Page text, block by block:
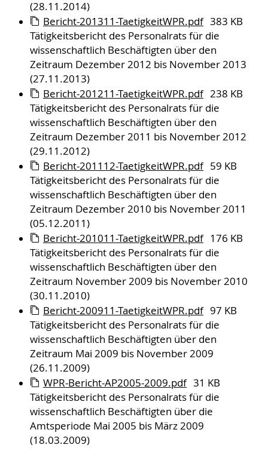
(28.11.2014)
Bericht-201311-TaetigkeitWPR.pdf 383 KB
Tätigkeitsbericht des Personalrats für die
wissenschaftlich Beschäftigten über den
Zeitraum Dezember 2012 bis November 2013
(27.11.2013)
Bericht-201211-TaetigkeitWPR.pdf 238 KB
Tätigkeitsbericht des Personalrats für die
wissenschaftlich Beschäftigten über den
Zeitraum Dezember 2011 bis November 2012
(29.11.2012)
Bericht-201112-TaetigkeitWPR.pdf 59 KB
Tätigkeitsbericht des Personalrats für die
wissenschaftlich Beschäftigten über den
Zeitraum Dezember 2010 bis November 2011
(05.12.2011)
Bericht-201011-TaetigkeitWPR.pdf 176 KB
Tätigkeitsbericht des Personalrats für die
wissenschaftlich Beschäftigten über den
Zeitraum November 2009 bis November 2010
(30.11.2010)
Bericht-200911-TaetigkeitWPR.pdf 97 KB
Tätigkeitsbericht des Personalrats für die
wissenschaftlich Beschäftigten über den
Zeitraum Mai 2009 bis November 2009
(26.11.2009)
WPR-Bericht-AP2005-2009.pdf 31 KB
Tätigkeitsbericht des Personalrats für die
wissenschaftlich Beschäftigten über die
Amtsperiode Mai 2005 bis März 2009
(18.03.2009)